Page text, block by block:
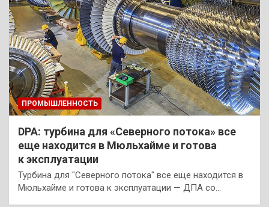
ПРОМЫШЛЕННОСТЬ
DPA: турбина для «Северного потока» все
еще находится в Мюльхайме и готова
к эксплуатации
Турбина для "Северного потока" все еще находится в
Мюльхайме и готова к эксплуатации — ДПА со…